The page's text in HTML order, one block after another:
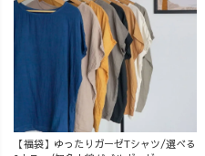
【福袋】ゆったりガーゼTシャツ/選べる